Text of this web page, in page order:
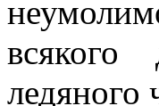
всякого
ледяного